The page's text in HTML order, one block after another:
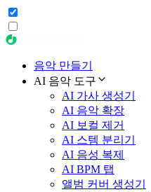
음악 만들기
AI 음악 도구
AI 가사 생성기
AI 음악 확장
AI 보컬 제거
AI 스템 분리기
AI 음성 복제
AI BPM 탭
앨범 커버 생성기